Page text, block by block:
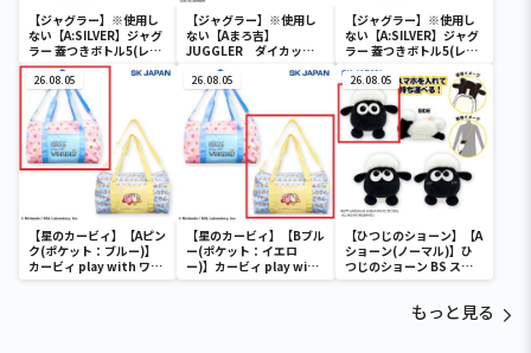
【ジャグラー】※使用し
ない【A:SILVER】ジャグ
ラー 蓋つきボトル5(レイ
ンボー)
【ジャグラー】※使用し
ない【Aまろ吉】
JUGGLER ダイカット
マットvol.4
【ジャグラー】※使用し
ない【A:SILVER】ジャグ
ラー 蓋つきボトル5(レイ
ンボー)
26.08.05
【星のカービィ】【Aピン
ク(ポケット：ブルー)】
カービィ play with ワド
ルディ ボストンバッグ
26.08.05
【星のカービィ】【Bブル
ー(ポケット：イエロ
ー)】カービィ play with
ワドルディ ボストンバッ
26.08.05
【ひつじのショーン】【A
ショーン(ノーマル)】ひ
つじのショーン BS スマ
ホショーンルダー
もっと見る